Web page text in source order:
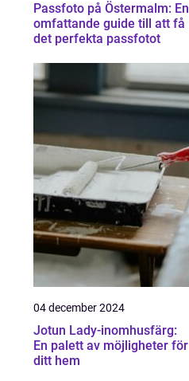
Passfoto på Östermalm: En
omfattande guide till att få
det perfekta passfotot
04 december 2024
Jotun Lady-inomhusfärg:
En palett av möjligheter för
ditt hem